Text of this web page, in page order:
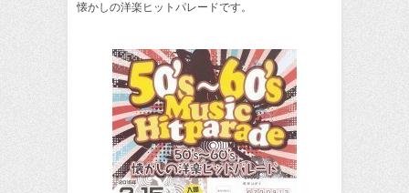
懐かしの洋楽ヒットパレードです。